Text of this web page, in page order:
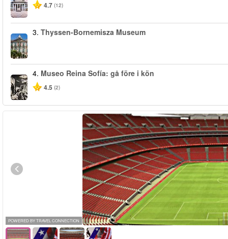
4.7 (12)
3. Thyssen-Bornemisza Museum
4. Museo Reina Sofía: gå före i kön
4.5 (2)
POWERED BY TRAVEL CONNECTION